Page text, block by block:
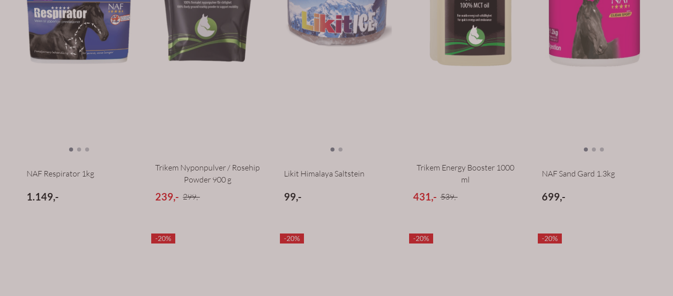
NAF Respirator 1kg
1.149,-
Trikem Nyponpulver / Rosehip
Powder 900 g
239,- 299,-
Likit Himalaya Saltstein
99,-
Trikem Energy Booster 1000
ml
431,- 539,-
NAF Sand Gard 1.3kg
699,-
-20% -20% -20% -20%